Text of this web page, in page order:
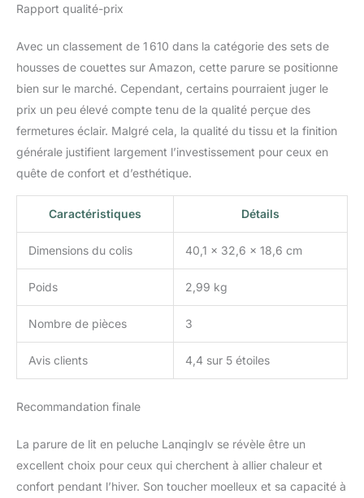
dommages. Lavage en
machine en cycle délicat
ou nettoyage à sec.
Sécher à basse
température ou à plat. Ne
pas utiliser d'agent de
blanchiment. Ne pas
recommandons de laver
avant la première
utilisation, car il se
détache légèrement lors
de la coupe et est plus
doux pour la peau.
Rapport qualité-prix
Avec un classement de 1 610 dans la catégorie des sets de
housses de couettes sur Amazon, cette parure se positionne
bien sur le marché. Cependant, certains pourraient juger le
prix un peu élevé compte tenu de la qualité perçue des
fermetures éclair. Malgré cela, la qualité du tissu et la finition
générale justifient largement l’investissement pour ceux en
quête de confort et d’esthétique.
Caractéristiques Détails
Dimensions du colis 40,1 x 32,6 x 18,6 cm
Poids 2,99 kg
Nombre de pièces 3
Avis clients 4,4 sur 5 étoiles
Recommandation finale
La parure de lit en peluche Lanqinglv se révèle être un
excellent choix pour ceux qui cherchent à allier chaleur et
confort pendant l’hiver. Son toucher moelleux et sa capacité à